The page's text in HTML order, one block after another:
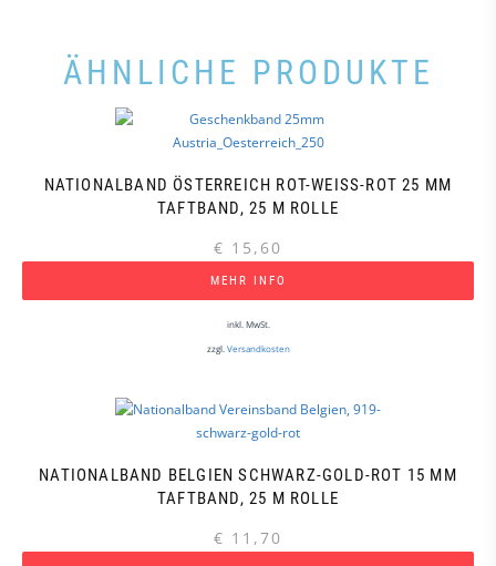
ÄHNLICHE PRODUKTE
NATIONALBAND ÖSTERREICH ROT-WEISS-ROT 25 MM T
AFTBAND, 25 M ROLLE
€ 15,60
MEHR INFO
inkl. MwSt.
zzgl. Versandkosten
NATIONALBAND BELGIEN SCHWARZ-GOLD-ROT 15 MM
TAFTBAND, 25 M ROLLE
€ 11,70